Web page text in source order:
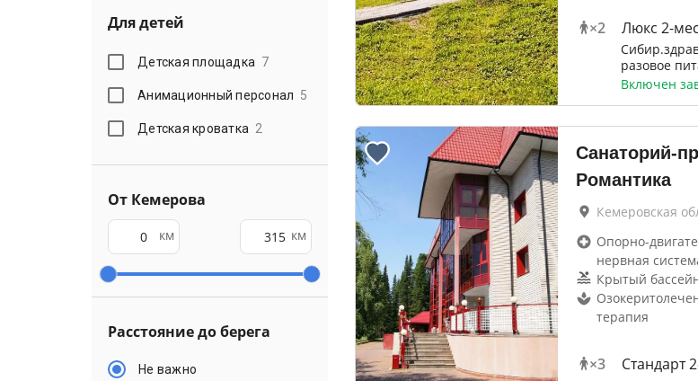
Для детей
Детская площадка 7
Анимационный персонал 5
Детская кроватка 2
От Кемерова
км км
Расстояние до берега
Не важно
×2 Люкс 2-
разовое
Включен
Санаторий-
Романтика
Кемеровская
Опорно-
нервная
Крытый
терапия
×3 Стандарт